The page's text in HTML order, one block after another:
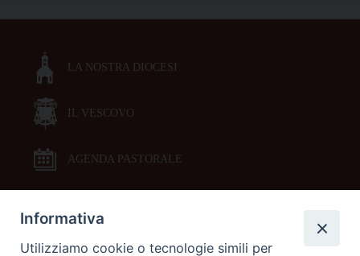
LA NOSTRA DIOCESI
IL VESCOVO
AGENDA PASTORALE
DOCUMENTI PASTORALI
Informativa
Utilizziamo cookie o tecnologie simili per